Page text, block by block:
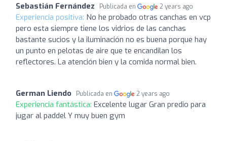
Sebastián Fernández Publicada en 2 years ago
Experiencia positiva: No he probado otras canchas en vcp
pero esta siempre tiene los vidrios de las canchas
bastante sucios y la iluminación no es buena porque hay
un punto en pelotas de aire que te encandilan los
reflectores. La atención bien y la comida normal bien.
German Liendo Publicada en 2 years ago
Experiencia fantástica: Excelente lugar Gran predio para
jugar al paddel Y muy buen gym